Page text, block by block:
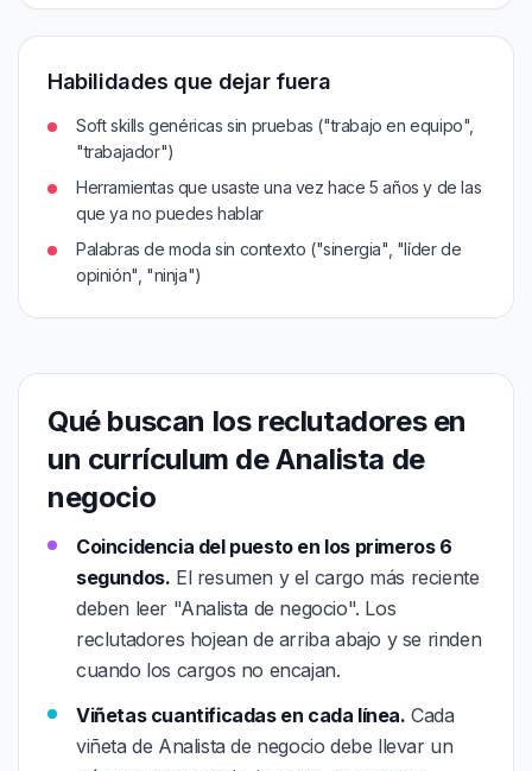
Habilidades que dejar fuera
Soft skills genéricas sin pruebas ("trabajo en equipo",
"trabajador")
Herramientas que usaste una vez hace 5 años y de las
que ya no puedes hablar
Palabras de moda sin contexto ("sinergia", "líder de
opinión", "ninja")
Qué buscan los reclutadores en
un currículum de Analista de
negocio
Coincidencia del puesto en los primeros 6
segundos. El resumen y el cargo más reciente
deben leer "Analista de negocio". Los
reclutadores hojean de arriba abajo y se rinden
cuando los cargos no encajan.
Viñetas cuantificadas en cada línea. Cada
viñeta de Analista de negocio debe llevar un